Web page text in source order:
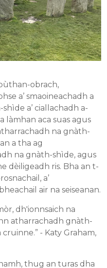
obrach,
a’ smaoineachadh a
a’ ciallachadh a-
làmhan aca suas agus
na gnàth-
a tha ag
na gnàth-shìde, agus
dèiligeadh ris. Bha an t-
a’
air na seiseanan.
dh'ionnsaich na
atharrachadh gnàth-
- Katy Graham,
thug an turas dha